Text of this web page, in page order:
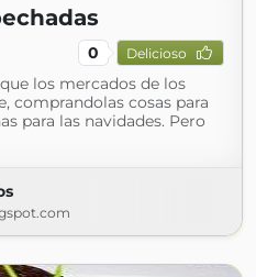
0 Delicioso
los mercados de los
comprandolas cosas para
para las navidades. Pero